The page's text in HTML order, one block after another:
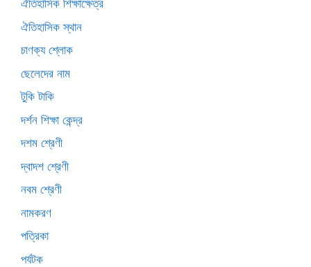
ঐতিহাসিক শিক্ষাক্ষেত্র
ঐতিহাসিক স্থান
চাণক্য শ্লোক
ছেলেদের নাম
টুকি টাকি
দর্শন শিক্ষা কেন্দ্র
দশম শ্রেণী
দ্বাদশ শ্রেণী
নবম শ্রেণী
নামকরণ
পত্রিকা
পর্যটক